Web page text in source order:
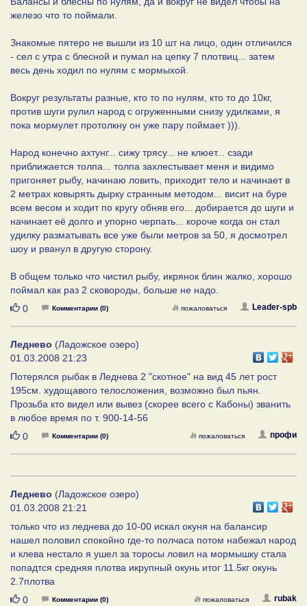
железо что то поймали.
Знакомые пятеро не вышли из 10 шт на лицо, один отличился
- сел с утра с блесной и пумал на цепку 7 плотвиц... затем
весь день ходил по нулям с мормыхой.
Вокруг результаты разные, кто то по нулям, кто то до 10кг,
против шуги рулил народ с огруженными снизу удилками, я
пока мормулет протолкну он уже пару поймает ))).
Народ конечно ахтунг... сижу трясу... не клюет... сзади
приближается толпа... толпа захлестывает меня и видимо
пригоняет рыбу, начинаю ловить, приходит тело и начинает в
2 метрах ковырять дырку странным методом... висит на буре
всем весом и ходит по кругу обняв его... добирается до шуги и
начинает её долго и упорно черпать... короче когда он стал
удилку разматывать все уже были метров за 50, я досмотрел
шоу и рванул в другую сторону.
В общем только что чистил рыбу, икрянок блин жалко, хорошо
поймал как раз 2 сковороды, больше не надо.
Нравится
0 Комментарии (0) Leader-spb
пожаловаться
Леднево (Ладожское озеро)
01.03.2008 21:23
Потерялся рыбак в Леднева 2 "скотное" на вид 45 лет рост
195см. худощавого телосложения, возможно был пьян.
Прозьба кто видел или вывез (скорее всего с Кабоны) званить
в любое время по т. 900-14-56
Нравится
0 Комментарии (0) профи
пожаловаться
Леднево (Ладожское озеро)
01.03.2008 21:21
только что из леднева до 10-00 искал окуня на балансир
нашел половил спокойно где-то полчаса потом набежал народ
и клева нестало я ушел за торосы ловил на мормышку стала
попадтся средняя плотва икрупный окунь итог 11.5кг окунь
2.7плотва
Нравится
0 Комментарии (0) rubak
пожаловаться